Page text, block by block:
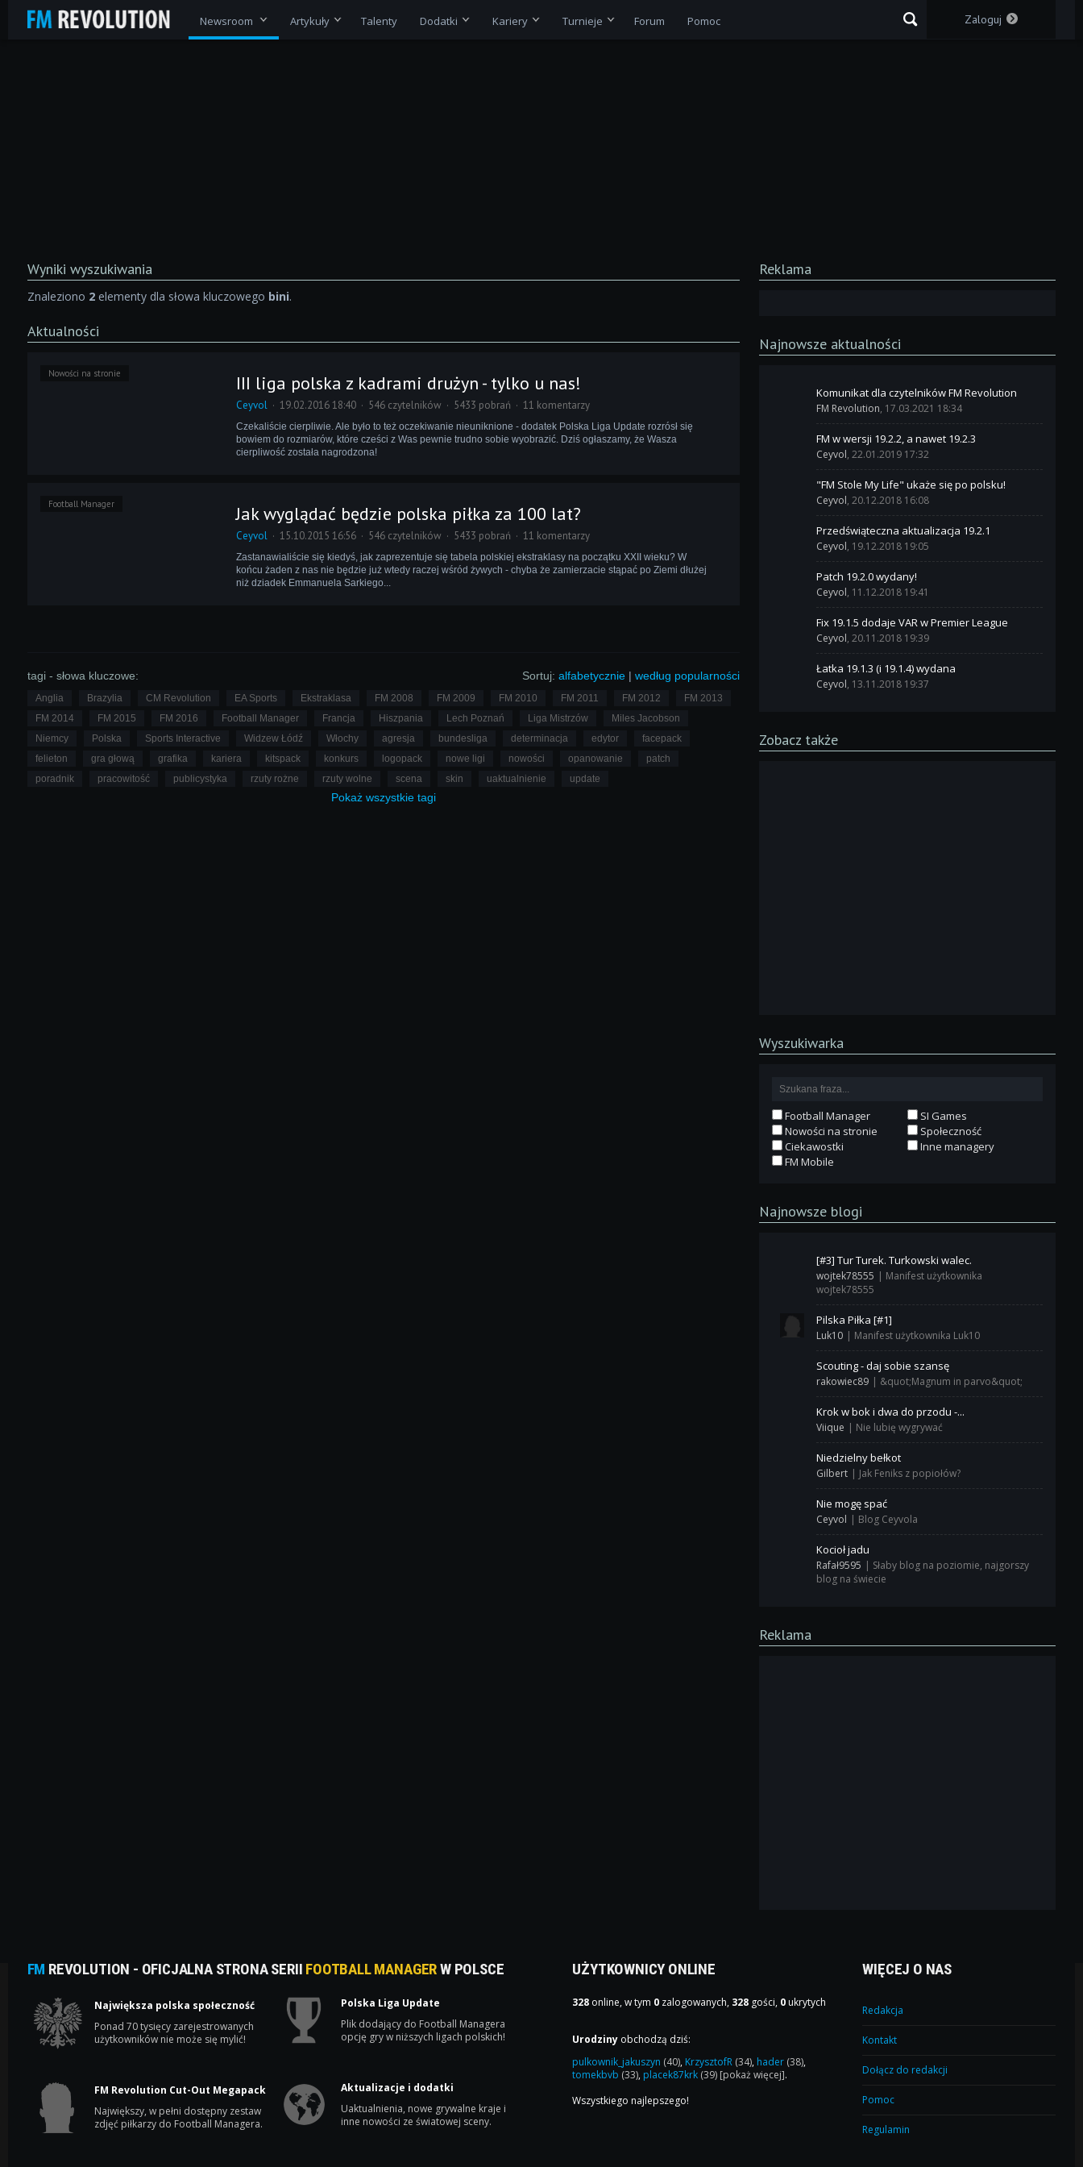
Newsroom Artykuły Talenty Dodatki Kariery Turnieje Forum Pomoc Zaloguj
Wyniki wyszukiwania
Znaleziono 2elementy dla słowa kluczowego bini.
Aktualności
Nowości na stronie III liga polska z kadrami drużyn - tylko u nas!
Ceyvol 19.02.2016 18:40 546 czytelników 5433 pobrań 11 komentarzy
Czekaliście cierpliwie. Ale było to też oczekiwanie nieuniknione - dodatek Polska Liga Update rozrósł się
bowiem do rozmiarów, które cześci z Was pewnie trudno sobie wyobrazić. Dziś ogłaszamy, że Wasza
cierpliwość została nagrodzona!
Football Manager Jak wyglądać będzie polska piłka za 100 lat?
Ceyvol 15.10.2015 16:56 546 czytelników 5433 pobrań 11 komentarzy
Zastanawialiście się kiedyś, jak zaprezentuje się tabela polskiej ekstraklasy na początku XXII wieku? W
końcu żaden z nas nie będzie już wtedy raczej wśród żywych - chyba że zamierzacie stąpać po Ziemi dłużej
niż dziadek Emmanuela Sarkiego...
Sortuj: alfabetycznie |według popularności
tagi - słowa kluczowe:
Anglia Brazylia CM Revolution EA Sports Ekstraklasa FM 2008 FM 2009 FM 2010 FM 2011 FM 2012
FM 2013
FM 2014
FM 2015 FM 2016 Football Manager Francja Hiszpania Lech Poznań Liga Mistrzów
Miles Jacobson
Niemcy
Polska Sports Interactive Widzew Łódź Włochy agresja bundesliga determinacja edytor
facepack
felieton
gra głową grafika kariera kitspack konkurs logopack nowe ligi nowości opanowanie
patch
poradnik
pracowitość publicystyka rzuty rożne rzuty wolne scena skin uaktualnienie update
Pokaż wszystkietagi
Reklama
Najnowsze aktualności
Komunikat dla czytelników FM Revolution
FM Revolution, 17.03.2021 18:34
FM w wersji 19.2.2, a nawet 19.2.3
Ceyvol, 22.01.2019 17:32
"FM Stole My Life" ukaże się po polsku!
Ceyvol, 20.12.2018 16:08
Przedświąteczna aktualizacja 19.2.1
Ceyvol, 19.12.2018 19:05
Patch 19.2.0 wydany!
Ceyvol, 11.12.2018 19:41
Fix 19.1.5 dodaje VAR w Premier League
Ceyvol, 20.11.2018 19:39
Łatka 19.1.3 (i 19.1.4) wydana
Ceyvol, 13.11.2018 19:37
Zobacz także
Wyszukiwarka
Football Manager
SI Games
Nowości na stronie
Społeczność
Ciekawostki
Inne managery
FM Mobile
Najnowsze blogi
[#3] Tur Turek. Turkowski walec.
wojtek78555 | Manifest użytkownika
wojtek78555
Pilska Piłka [#1]
Luk10 | Manifest użytkownika Luk10
Scouting - daj sobie szansę
rakowiec89 | &quot;Magnum in parvo&quot;
Krok w bok i dwa do przodu -...
Viique | Nie lubię wygrywać
Niedzielny bełkot
Gilbert | Jak Feniks z popiołów?
Nie mogę spać
Ceyvol | Blog Ceyvola
Kocioł jadu
Rafał9595 | Słaby blog na poziomie, najgorszy
blog na świecie
Reklama
FM REVOLUTION - OFICJALNA STRONA SERII FOOTBALL MANAGERW POLSCE
Największa polska społeczność
Ponad 70 tysięcy zarejestrowanych
użytkowników nie może się mylić!
Polska Liga Update
Plik dodający do Football Managera
opcję gry w niższych ligach polskich!
FM Revolution Cut-Out Megapack
Największy, w pełni dostępny zestaw
zdjęć piłkarzy do Football Managera.
Aktualizacje i dodatki
Uaktualnienia, nowe grywalne kraje i
inne nowości ze światowej sceny.
UŻYTKOWNICY ONLINE
328 online, w tym 0 zalogowanych, 328 gości, 0 ukrytych
Urodziny obchodzą dziś:
pulkownik_jakuszyn (40), KrzysztofR (34), hader (38),
tomekbvb (33), placek87krk (39) [pokaż więcej].
Wszystkiego najlepszego!
WIĘCEJ O NAS
Redakcja
Kontakt
Dołącz do redakcji
Pomoc
Regulamin